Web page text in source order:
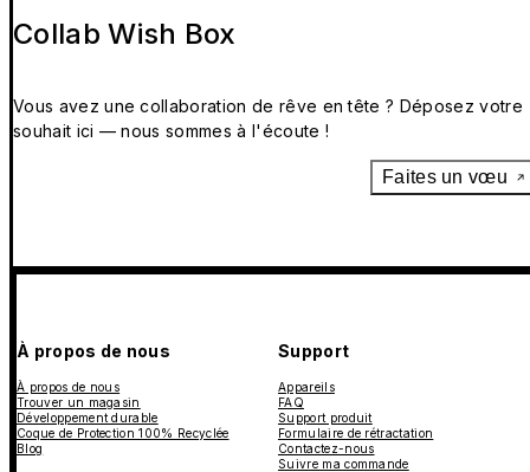
Collab Wish Box
Vous avez une collaboration de rêve en tête ? Déposez votre
souhait ici — nous sommes à l'écoute !
Faites un vœu
À propos de nous
À propos de nous
Trouver un magasin
Développement durable
Coque de Protection 100% Recyclée
Blog
Support
Appareils
FAQ
Support produit
Formulaire de rétractation
Contactez-nous
Suivre ma commande